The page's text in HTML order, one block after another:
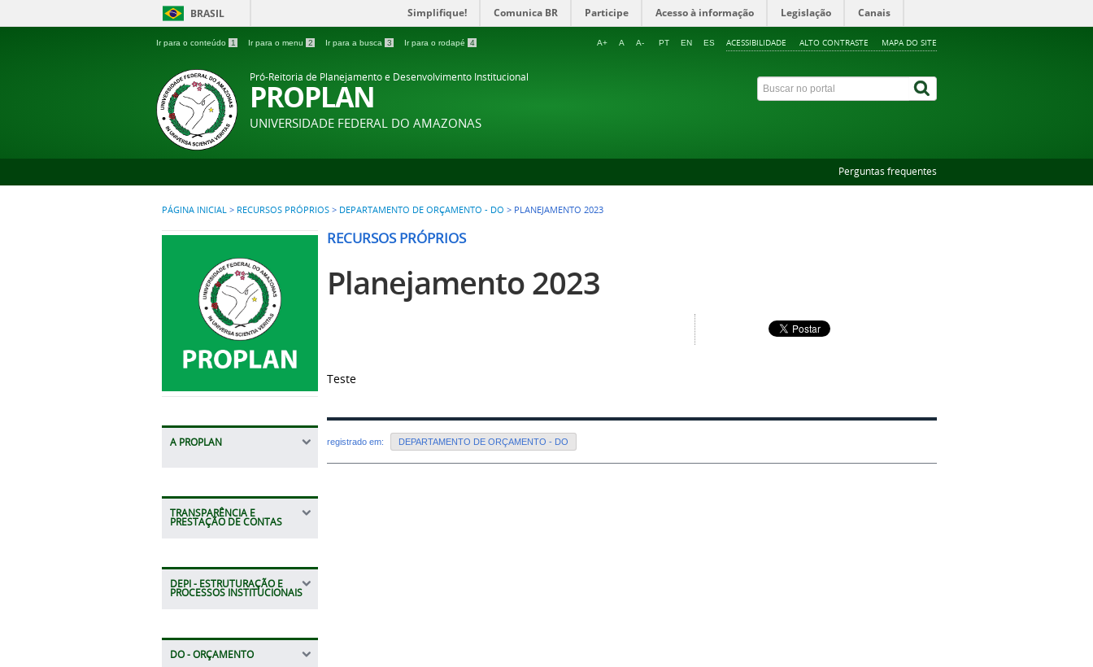
BRASIL Simplifique! Comunica BR Participe Acesso à informação Legislação Canais
Ir para o conteúdo 1 Ir para o menu 2 Ir para a busca 3 Ir para o rodapé 4 ACESSIBILIDADE ALTO CONTRASTE MAPA DO SITE
A+ A A- PT EN ES
Pró-Reitoria de Planejamento e Desenvolvimento Institucional
PROPLAN
UNIVERSIDADE FEDERAL DO AMAZONAS
Perguntas frequentes
PÁGINA INICIAL > RECURSOS PRÓPRIOS > DEPARTAMENTO DE ORÇAMENTO - DO > PLANEJAMENTO 2023
A PROPLAN
TRANSPARÊNCIA E
PRESTAÇÃO DE CONTAS
DEPI - ESTRUTURAÇÃO E
PROCESSOS INSTITUCIONAIS
DO - ORÇAMENTO
RECURSOS PRÓPRIOS
Planejamento 2023
Teste
registrado em: DEPARTAMENTO DE ORÇAMENTO - DO